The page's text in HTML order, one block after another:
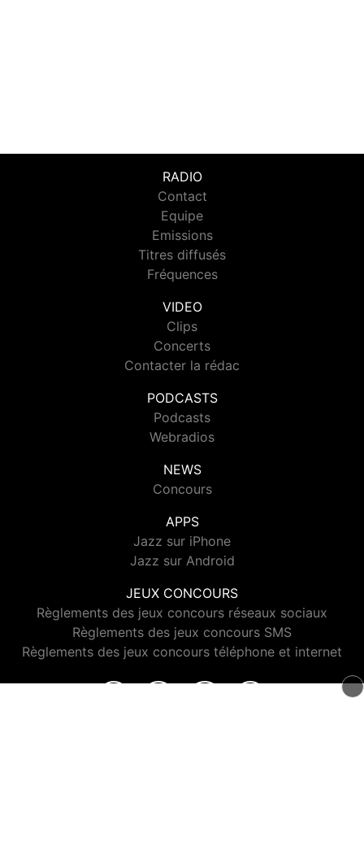
RADIO
Contact
Equipe
Emissions
Titres diffusés
Fréquences
VIDEO
Clips
Concerts
Contacter la rédac
PODCASTS
Podcasts
Webradios
NEWS
Concours
APPS
Jazz sur iPhone
Jazz sur Android
JEUX CONCOURS
Règlements des jeux concours réseaux sociaux
Règlements des jeux concours SMS
Règlements des jeux concours téléphone et internet